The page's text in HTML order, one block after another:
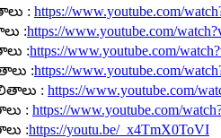
: https://www.youtube.com/
:https://www.youtube.com/
:https://www.youtube.com/
:https://www.youtube.com/
: https://www.youtube.com/
: https://www.youtube.com/
:https://youtu.be/_x4TmX0ToVI